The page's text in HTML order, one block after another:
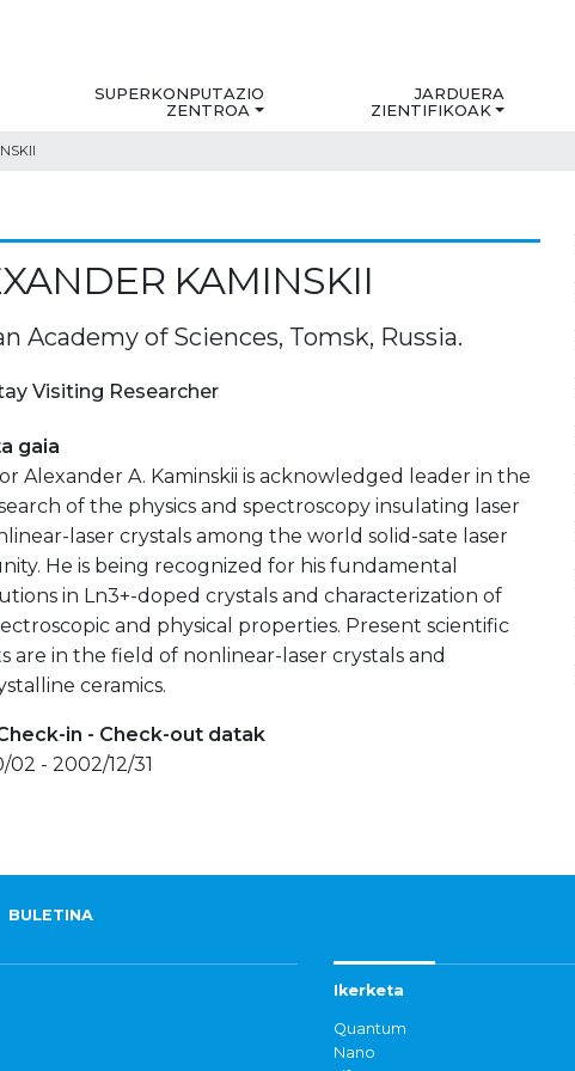
SUPERKONPUTAZIO
ZENTROA
JARDUERA
ZIENTIFIKOAK
KAMINSKII
Academy of Sciences, Tomsk, Russia.
Visiting Researcher
gaia
Alexander A. Kaminskii is acknowledged leader in the
of the physics and spectroscopy insulating laser
laser crystals among the world solid-sate laser
He is being recognized for his fundamental
in Ln3+-doped crystals and characterization of
and physical properties. Present scientific
are in the field of nonlinear-laser crystals and
ceramics.
in - Check-out datak
02 - 2002/12/31
BULETINA
Ikerketa
Quantum
Nano